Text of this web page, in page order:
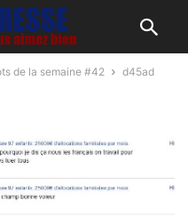
de la semaine #42 d45ad